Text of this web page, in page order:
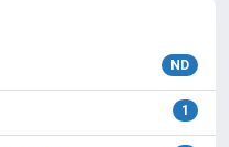
ND
1